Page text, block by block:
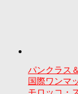
パンクラス
国際ワンマ
モロッコ・